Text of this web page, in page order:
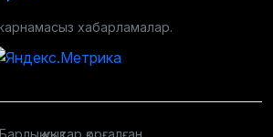
хабарламалар.
құқықтар қорғалған.